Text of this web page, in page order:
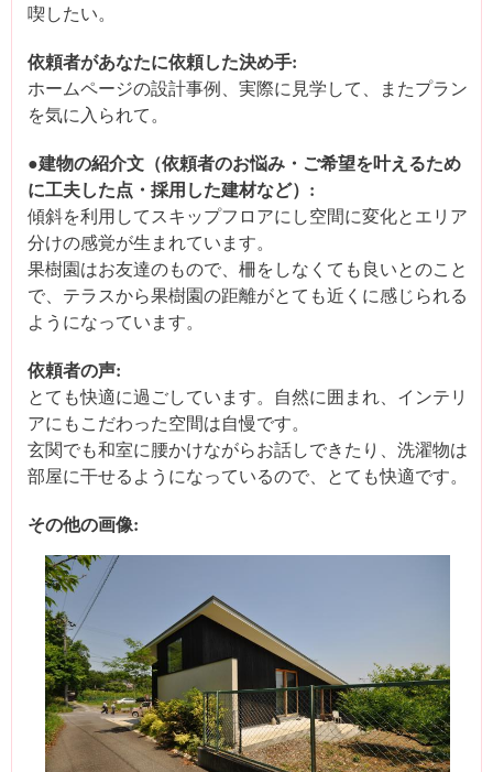
喫したい。
依頼者があなたに依頼した決め手:
ホームページの設計事例、実際に見学して、またプラン
を気に入られて。
●建物の紹介文（依頼者のお悩み・ご希望を叶えるため
に工夫した点・採用した建材など）:
傾斜を利用してスキップフロアにし空間に変化とエリア
分けの感覚が生まれています。
果樹園はお友達のもので、柵をしなくても良いとのこと
で、テラスから果樹園の距離がとても近くに感じられる
ようになっています。
依頼者の声:
とても快適に過ごしています。自然に囲まれ、インテリ
アにもこだわった空間は自慢です。
玄関でも和室に腰かけながらお話しできたり、洗濯物は
部屋に干せるようになっているので、とても快適です。
その他の画像: